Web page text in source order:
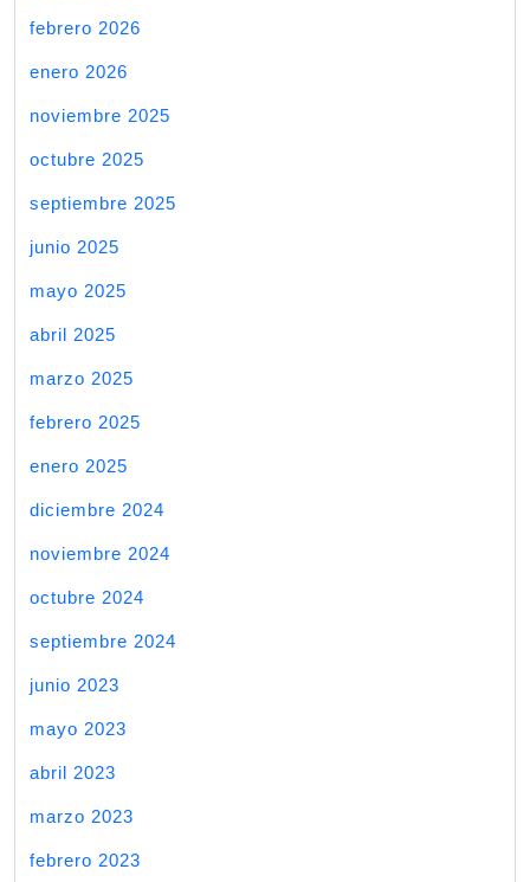
febrero 2026
enero 2026
noviembre 2025
octubre 2025
septiembre 2025
junio 2025
mayo 2025
abril 2025
marzo 2025
febrero 2025
enero 2025
diciembre 2024
noviembre 2024
octubre 2024
septiembre 2024
junio 2023
mayo 2023
abril 2023
marzo 2023
febrero 2023